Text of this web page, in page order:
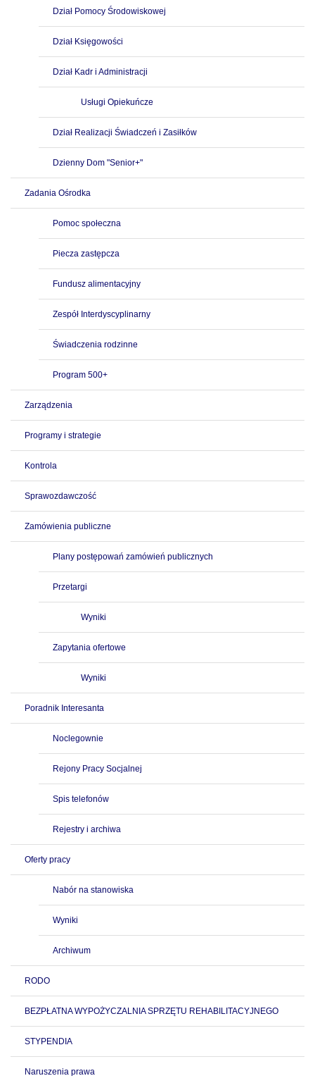
Dział Pomocy Środowiskowej
Dział Księgowości
Dział Kadr i Administracji
Usługi Opiekuńcze
Dział Realizacji Świadczeń i Zasiłków
Dzienny Dom "Senior+"
Zadania Ośrodka
Pomoc społeczna
Piecza zastępcza
Fundusz alimentacyjny
Zespół Interdyscyplinarny
Świadczenia rodzinne
Program 500+
Zarządzenia
Programy i strategie
Kontrola
Sprawozdawczość
Zamówienia publiczne
Plany postępowań zamówień publicznych
Przetargi
Wyniki
Zapytania ofertowe
Wyniki
Poradnik Interesanta
Noclegownie
Rejony Pracy Socjalnej
Spis telefonów
Rejestry i archiwa
Oferty pracy
Nabór na stanowiska
Wyniki
Archiwum
RODO
BEZPŁATNA WYPOŻYCZALNIA SPRZĘTU REHABILITACYJNEGO
STYPENDIA
Naruszenia prawa